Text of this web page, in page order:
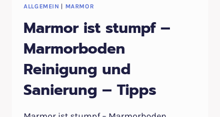
ALLGEMEIN | MARMOR
Marmor ist stumpf –
Marmorboden
Reinigung und
Sanierung – Tipps